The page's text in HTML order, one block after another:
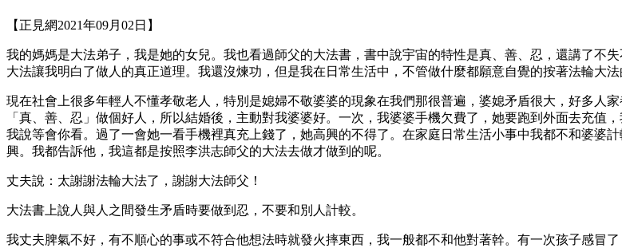
【正見網2021年09月02日】
我的媽媽是大法弟子，我是她的女兒。我也看過師父的大法書，書中說宇宙的特性是真、善、忍，還講了不
大法讓我明白了做人的真正道理。我還沒煉功，但是我在日常生活中，不管做什麼都願意自覺的按著法輪大
現在社會上很多年輕人不懂孝敬老人，特別是媳婦不敬婆婆的現象在我們那很普遍，婆媳矛盾很大，好多人
「真、善、忍」做個好人，所以結婚後，主動對我婆婆好。一次，我婆婆手機欠費了，她要跑到外面去充值
我說等會你看。過了一會她一看手機裡真充上錢了，她高興的不得了。在家庭日常生活小事中我都不和婆婆
興。我都告訴他，我這都是按照李洪志師父的大法去做才做到的呢。
丈夫說：太謝謝法輪大法了，謝謝大法師父！
大法書上說人與人之間發生矛盾時要做到忍，不要和別人計較。
我丈夫脾氣不好，有不順心的事或不符合他想法時就發火摔東西，我一般都不和他對著幹。有一次孩子感冒